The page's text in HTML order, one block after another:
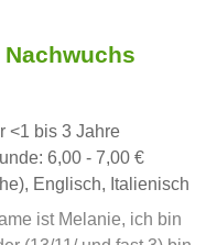
<1 bis 3 Jahre
6,00 - 7,00 €
Englisch, Italienisch
ist Melanie, ich bin